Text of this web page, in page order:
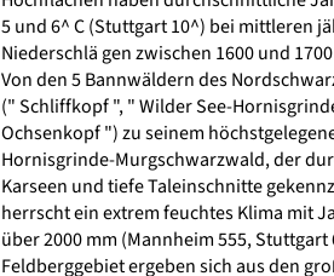
5 und 6^ C (Stuttgart 10^) bei mittleren
Niederschlä gen zwischen 1600 und
Von den 5 Bannwäldern des
(" Schliffkopf ", " Wilder See-
Ochsenkopf ") zu seinem
Hornisgrinde-Murgschwarzwald, der
Karseen und tiefe Taleinschnitte
herrscht ein extrem feuchtes Klima mit
über 2000 mm (Mannheim 555, Stuttgart
Feldberggebiet ergeben sich aus den